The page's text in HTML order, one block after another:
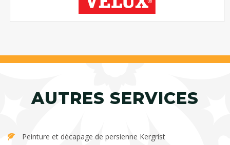
AUTRES SERVICES
Peinture et décapage de persienne Kergrist